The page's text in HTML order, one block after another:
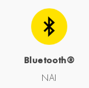
Bluetooth®
NAI